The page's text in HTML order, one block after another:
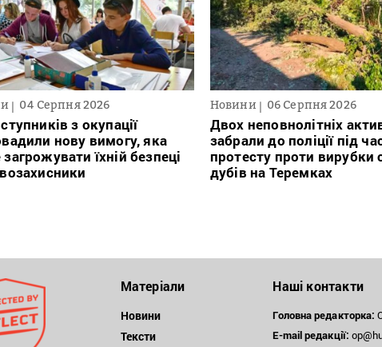
04 Серпня 2026
з окупації
нову вимогу, яка
їхній безпеці
Новини 06 Серпня 2026
Двох неповнолітніх
забрали до поліції під
протесту проти вирубки
дубів на Теремках
Матеріали
Новини
Тексти
Наші контакти
Головна редакторка:
E-mail редакції: